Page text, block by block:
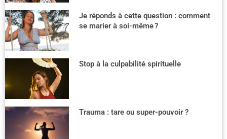
Je réponds à cette question : comment
se marier à soi-même ?
Stop à la culpabilité spirituelle
Trauma : tare ou super-pouvoir ?